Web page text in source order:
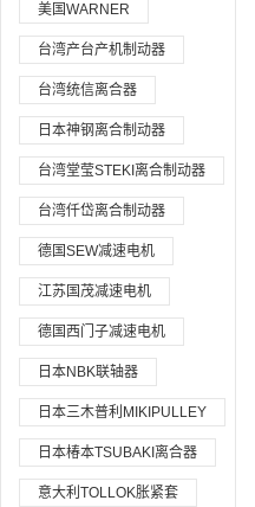
美国WARNER
台湾产台产机制动器
台湾统信离合器
日本神钢离合制动器
台湾堂莹STEKI离合制动器
台湾仟岱离合制动器
德国SEW减速电机
江苏国茂减速电机
德国西门子减速电机
日本NBK联轴器
日本三木普利MIKIPULLEY
日本椿本TSUBAKI离合器
意大利TOLLOK胀紧套